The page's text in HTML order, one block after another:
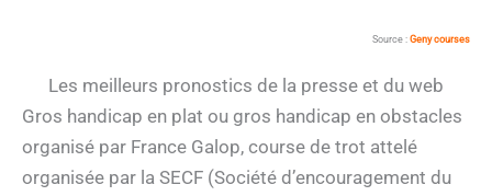
Source : Geny courses
Les meilleurs pronostics de la presse et du web
Gros handicap en plat ou gros handicap en obstacles
organisé par France Galop, course de trot attelé
organisée par la SECF (Société d’encouragement du